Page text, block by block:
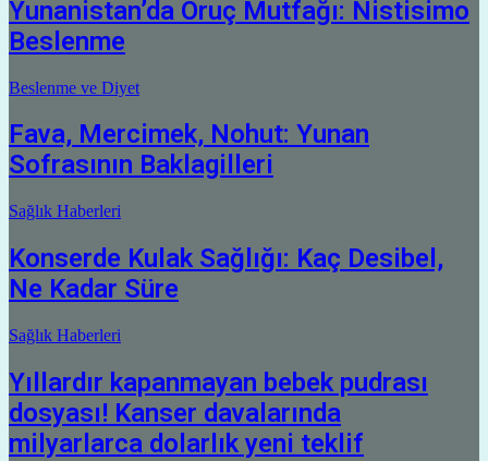
Yunanistan’da Oruç Mutfağı: Nistisimo
Beslenme
Beslenme ve Diyet
Fava, Mercimek, Nohut: Yunan
Sofrasının Baklagilleri
Sağlık Haberleri
Konserde Kulak Sağlığı: Kaç Desibel,
Ne Kadar Süre
Sağlık Haberleri
Yıllardır kapanmayan bebek pudrası
dosyası! Kanser davalarında
milyarlarca dolarlık yeni teklif